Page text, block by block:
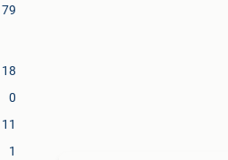
79
0
11
1